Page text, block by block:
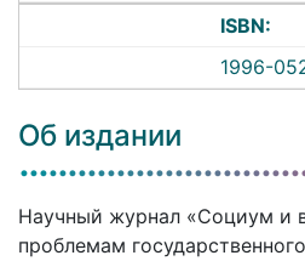
ISBN:
1996-
Об издании
Научный журнал «Социум и
проблемам